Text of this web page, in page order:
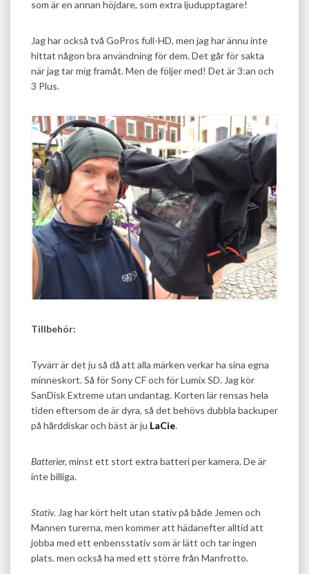
som är en annan höjdare, som extra ljudupptagare!
Jag har också två GoPros full-HD, men jag har ännu inte
hittat någon bra användning för dem. Det går för sakta
när jag tar mig framåt. Men de följer med! Det är 3:an och
3 Plus.
Tillbehör:
Tyvärr är det ju så då att alla märken verkar ha sina egna
minneskort. Så för Sony CF och för Lumix SD. Jag kör
SanDisk Extreme utan undantag. Korten lär rensas hela
tiden eftersom de är dyra, så det behövs dubbla backuper
på hårddiskar och bäst är ju LaCie.
Batterier, minst ett stort extra batteri per kamera. De är
inte billiga.
Stativ. Jag har kört helt utan stativ på både Jemen och
Mannen turerna, men kommer att hädanefter alltid att
jobba med ett enbensstativ som är lätt och tar ingen
plats. men också ha med ett större från Manfrotto.